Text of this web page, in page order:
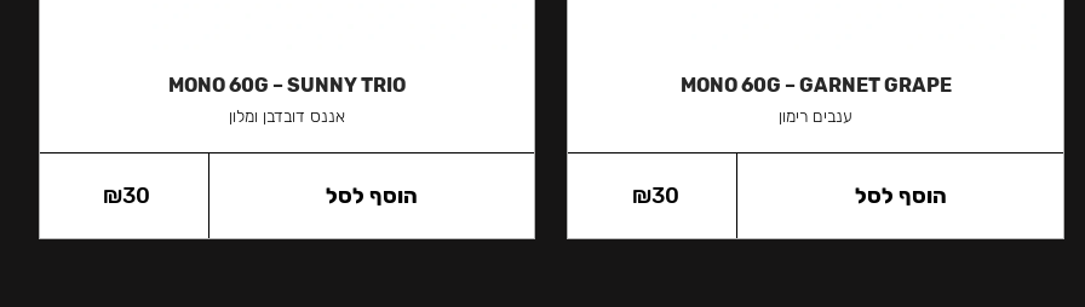
MONO 60G – GARNET GRAPE
ענבים רימון
₪30 הוסף לסל
MONO 60G – SUNNY TRIO
אננס דובדבן ומלון
₪30 הוסף לסל